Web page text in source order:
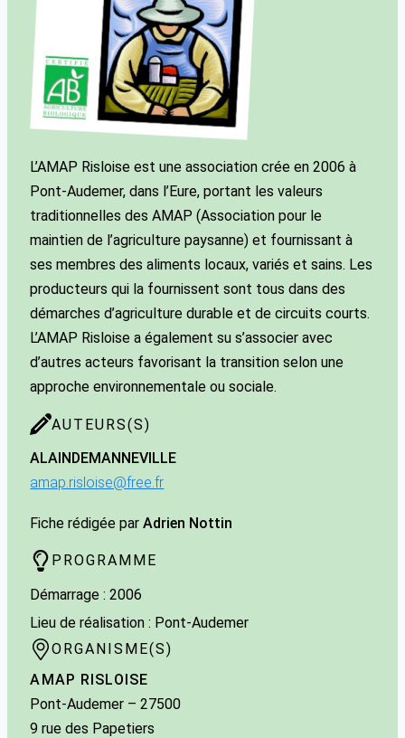
L’AMAP Risloise est une association crée en 2006 à
Pont-Audemer, dans l’Eure, portant les valeurs
traditionnelles des AMAP (Association pour le
maintien de l’agriculture paysanne) et fournissant à
ses membres des aliments locaux, variés et sains. Les
producteurs qui la fournissent sont tous dans des
démarches d’agriculture durable et de circuits courts.
L’AMAP Risloise a également su s’associer avec
d’autres acteurs favorisant la transition selon une
approche environnementale ou sociale.
AUTEURS(S)
ALAIN DEMANNEVILLE
amap.risloise@free.fr
Fiche rédigée par Adrien Nottin
PROGRAMME
Démarrage : 2006
Lieu de réalisation : Pont-Audemer
ORGANISME(S)
AMAP RISLOISE
Pont-Audemer – 27500
9 rue des Papetiers